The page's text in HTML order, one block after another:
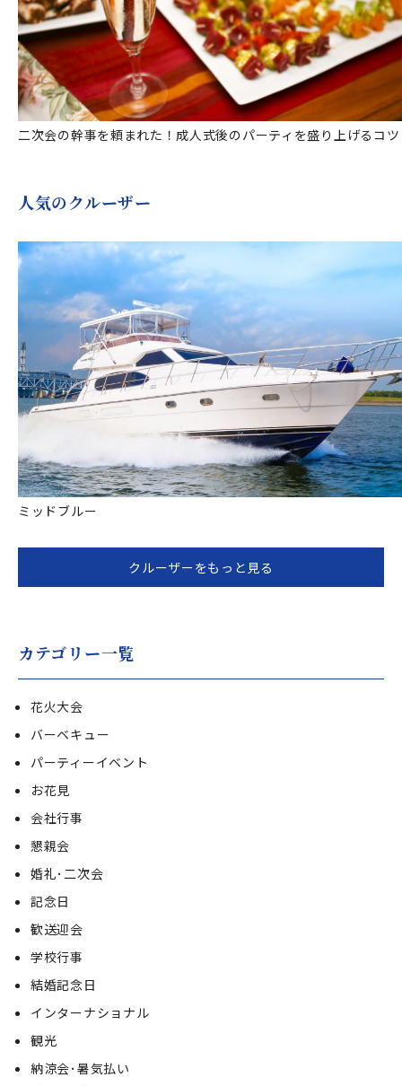
二次会の幹事を頼まれた！成人式後のパーティを盛り上げるコツ
人気のクルーザー
ミッドブルー
クルーザーをもっと見る
カテゴリー一覧
花火大会
バーベキュー
パーティーイベント
お花見
会社行事
懇親会
婚礼･二次会
記念日
歓送迎会
学校行事
結婚記念日
インターナショナル
観光
納涼会･暑気払い